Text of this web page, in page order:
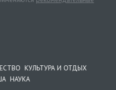
КУЛЬТУРА И ОТДЫХ
НАУКА